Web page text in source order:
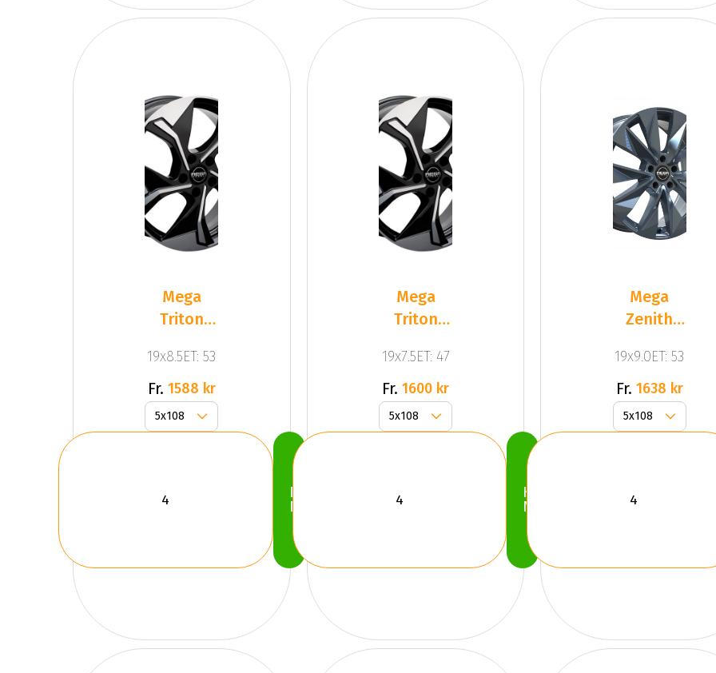
Mega
Triton
Front
Polished
19x8.5ET: 53
Fr. 1588 kr
Köp
Nu
Mega
Triton
Front
Polished
19x7.5ET: 47
Fr. 1600 kr
Köp
Nu
Mega
Zenith
Grey
19x9.0ET: 53
Fr. 1638 kr